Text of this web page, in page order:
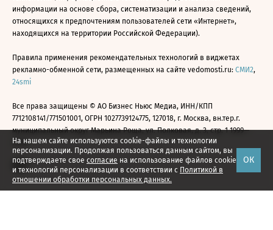
На нашем сайте используются cookie-файлы и технологии
персонализации. Продолжая пользоваться данным сайтом, вы
подтверждаете свое согласие на использование файлов cookie
и технологий персонализации в соответствии с Политикой в
отношении обработки персональных данных.
ОК
информации на основе сбора, систематизации и анализа сведений,
относящихся к предпочтениям пользователей сети «Интернет»,
находящихся на территории Российской Федерации).
Правила применения рекомендательных технологий в виджетах
рекламно-обменной сети, размещенных на сайте vedomosti.ru: СМИ2,
24smi
Все права защищены © АО Бизнес Ньюс Медиа, ИНН/КПП
7712108141/771501001, ОГРН 1027739124775, 127018, г. Москва, вн.тер.г.
муниципальный округ Марьина Роща, ул. Полковая, д. 3, стр. 1 1999—
2026